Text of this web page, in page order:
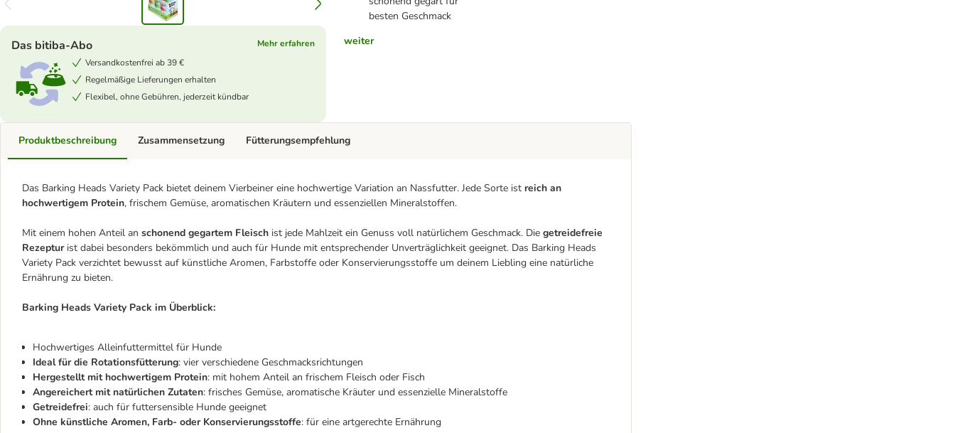
besten Geschmack
weiter
Das bitiba-Abo
Mehr erfahren
Versandkostenfrei ab 39 €
Regelmäßige Lieferungen erhalten
Flexibel, ohne Gebühren, jederzeit kündbar
Produktbeschreibung
Das Barking Heads Variety Pack bietet deinem Vierbeiner eine hochwertige Variation an Nassfutter. Jede Sorte ist reich an
hochwertigem Protein, frischem Gemüse, aromatischen Kräutern und essenziellen Mineralstoffen.
Mit einem hohen Anteil an schonend gegartem Fleisch ist jede Mahlzeit ein Genuss voll natürlichem Geschmack. Die getreidefreie
Rezeptur ist dabei besonders bekömmlich und auch für Hunde mit entsprechender Unverträglichkeit geeignet. Das Barking Heads
Variety Pack verzichtet bewusst auf künstliche Aromen, Farbstoffe oder Konservierungsstoffe um deinem Liebling eine natürliche
Ernährung zu bieten.
Barking Heads Variety Pack im Überblick:
Hochwertiges Alleinfuttermittel für Hunde
Ideal für die Rotationsfütterung: vier verschiedene Geschmacksrichtungen
Hergestellt mit hochwertigem Protein: mit hohem Anteil an frischem Fleisch oder Fisch
Angereichert mit natürlichen Zutaten: frisches Gemüse, aromatische Kräuter und essenzielle Mineralstoffe
Getreidefrei: auch für futtersensible Hunde geeignet
Ohne künstliche Aromen, Farb- oder Konservierungsstoffe: für eine artgerechte Ernährung
Zusammensetzung Fütterungsempfehlung